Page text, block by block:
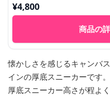
¥4,800
商品の
懐かしさを感じるキャンバ
インの厚底スニーカーです。
厚底スニーカー高さが程よ